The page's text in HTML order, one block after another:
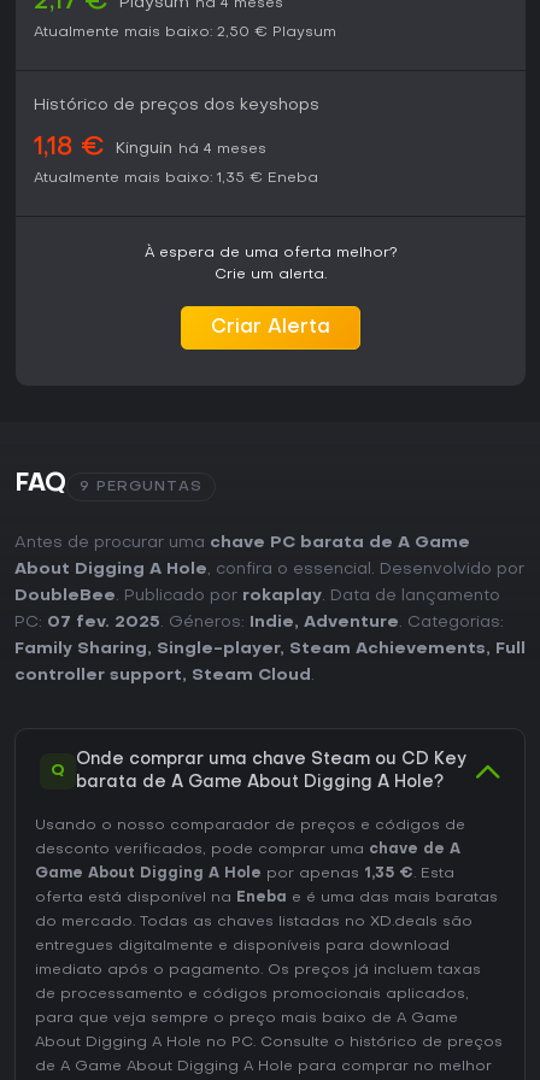
Playsum
há 4 meses
Atualmente mais baixo: 2,50 € Playsum
Histórico de preços dos keyshops
1,18 € Kinguin
há 4 meses
Atualmente mais baixo: 1,35 € Eneba
À espera de uma oferta melhor?
Crie um alerta.
Criar Alerta
FAQ 9 PERGUNTAS
Antes de procurar uma chave PC barata de A Game
About Digging A Hole, confira o essencial. Desenvolvido por
DoubleBee. Publicado por rokaplay. Data de lançamento
PC: 07 fev. 2025. Géneros: Indie, Adventure. Categorias:
Family Sharing, Single-player, Steam Achievements,
Full
controller support, Steam Cloud .
Q
Onde comprar uma chave Steam ou CD Key
barata de A Game About Digging A Hole?
Usando o nosso comparador de preços e códigos de
desconto verificados, pode comprar uma chave de A
Game About Digging A Hole por apenas 1,35 €. Esta
oferta está disponível na Eneba
e é uma das mais baratas
do mercado. Todas as chaves listadas no XD.deals são
entregues digitalmente e disponíveis para download
imediato após o pagamento. Os preços já incluem taxas
de processamento e códigos promocionais aplicados,
para que veja sempre o preço mais baixo de A Game
About Digging A Hole no PC. Consulte o histórico de preços
de A Game About Digging A Hole para comprar no melhor